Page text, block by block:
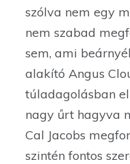
szólva nem egy
nem szabad
sem, ami
alakító Angus
túladagolásban
nagy űrt hagyva
Cal Jacobs
szintén fontos